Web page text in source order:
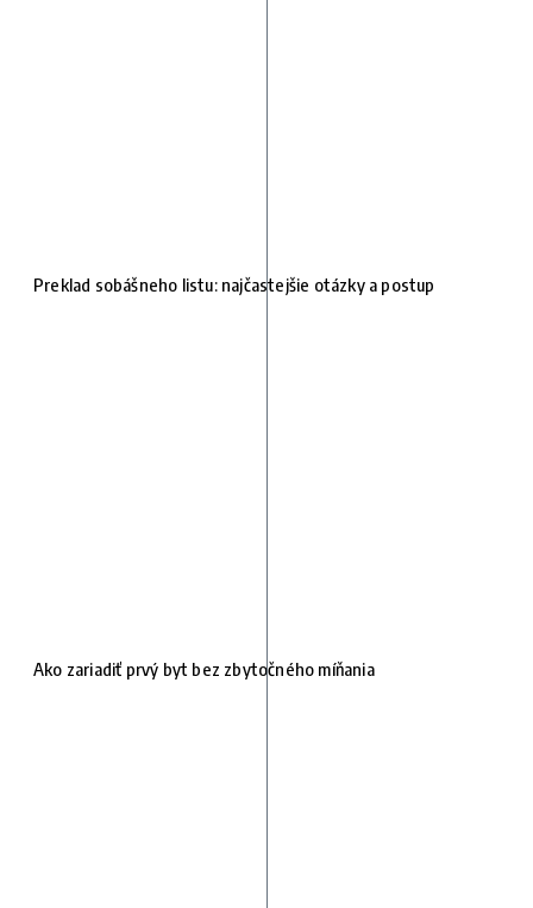
Preklad sobášneho listu: najčastejšie otázky a postup
Ako zariadiť prvý byt bez zbytočného míňania